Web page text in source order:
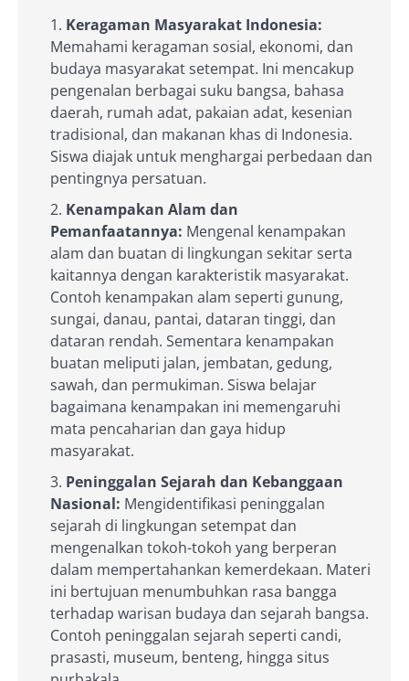
Keragaman Masyarakat Indonesia:
Memahami keragaman sosial, ekonomi, dan
budaya masyarakat setempat. Ini mencakup
pengenalan berbagai suku bangsa, bahasa
daerah, rumah adat, pakaian adat, kesenian
tradisional, dan makanan khas di Indonesia.
Siswa diajak untuk menghargai perbedaan dan
pentingnya persatuan.
Kenampakan Alam dan
Pemanfaatannya: Mengenal kenampakan
alam dan buatan di lingkungan sekitar serta
kaitannya dengan karakteristik masyarakat.
Contoh kenampakan alam seperti gunung,
sungai, danau, pantai, dataran tinggi, dan
dataran rendah. Sementara kenampakan
buatan meliputi jalan, jembatan, gedung,
sawah, dan permukiman. Siswa belajar
bagaimana kenampakan ini memengaruhi
mata pencaharian dan gaya hidup
masyarakat.
Peninggalan Sejarah dan Kebanggaan
Nasional: Mengidentifikasi peninggalan
sejarah di lingkungan setempat dan
mengenalkan tokoh-tokoh yang berperan
dalam mempertahankan kemerdekaan. Materi
ini bertujuan menumbuhkan rasa bangga
terhadap warisan budaya dan sejarah bangsa.
Contoh peninggalan sejarah seperti candi,
prasasti, museum, benteng, hingga situs